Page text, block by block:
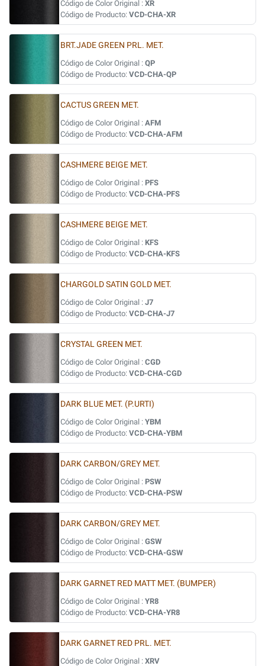
Código de Color Original : XR
Código de Producto: VCD-CHA-XR
BRT.JADE GREEN PRL. MET.
Código de Color Original : QP
Código de Producto: VCD-CHA-QP
CACTUS GREEN MET.
Código de Color Original : AFM
Código de Producto: VCD-CHA-AFM
CASHMERE BEIGE MET.
Código de Color Original : PFS
Código de Producto: VCD-CHA-PFS
CASHMERE BEIGE MET.
Código de Color Original : KFS
Código de Producto: VCD-CHA-KFS
CHARGOLD SATIN GOLD MET.
Código de Color Original : J7
Código de Producto: VCD-CHA-J7
CRYSTAL GREEN MET.
Código de Color Original : CGD
Código de Producto: VCD-CHA-CGD
DARK BLUE MET. (P.URTI)
Código de Color Original : YBM
Código de Producto: VCD-CHA-YBM
DARK CARBON/GREY MET.
Código de Color Original : PSW
Código de Producto: VCD-CHA-PSW
DARK CARBON/GREY MET.
Código de Color Original : GSW
Código de Producto: VCD-CHA-GSW
DARK GARNET RED MATT MET. (BUMPER)
Código de Color Original : YR8
Código de Producto: VCD-CHA-YR8
DARK GARNET RED PRL. MET.
Código de Color Original : XRV